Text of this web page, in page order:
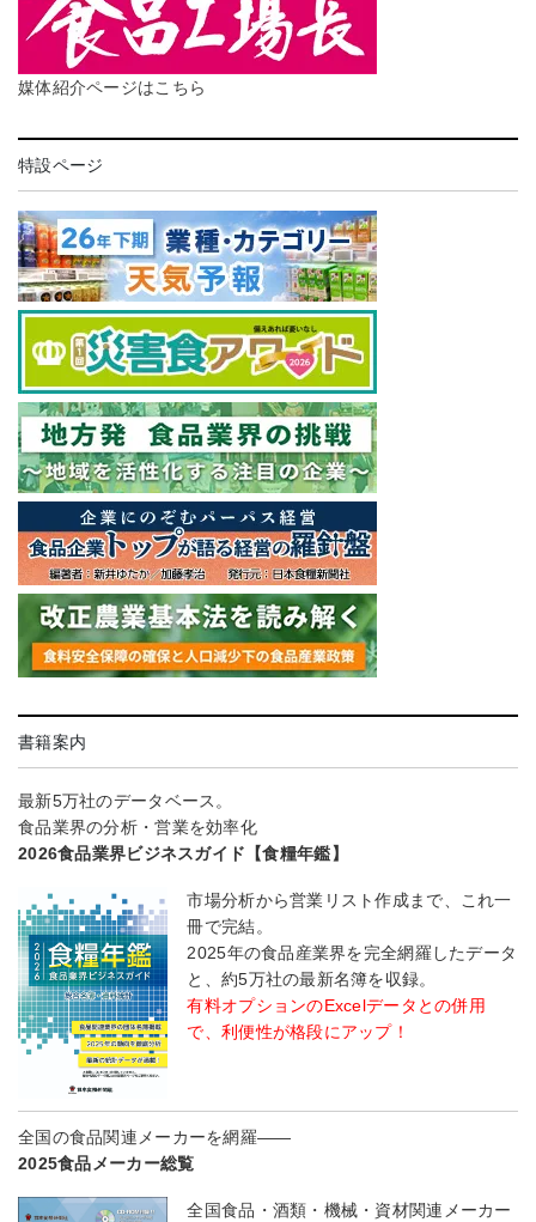
媒体紹介ページはこちら
特設ページ
書籍案内
最新5万社のデータベース。
食品業界の分析・営業を効率化
2026食品業界ビジネスガイド【食糧年鑑】
市場分析から営業リスト作成まで、これ一
冊で完結。
2025年の食品産業界を完全網羅したデータ
と、約5万社の最新名簿を収録。
有料オプションのExcelデータとの併用
で、利便性が格段にアップ！
全国の食品関連メーカーを網羅――
2025食品メーカー総覧
全国食品・酒類・機械・資材関連メーカー